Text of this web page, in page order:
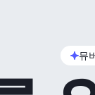
뮤